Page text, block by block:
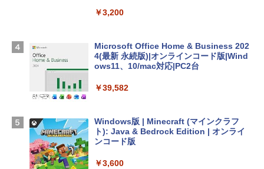
TB SSDストレージ、12MPセンターフレ
￥278,800
【Amazon.co.jp限定】 HP ノートパソコ
￥129,800
FMV ノートパソコン WE1-K3 (MS 365 P
￥3,200
Microsoft Office Home & Business 202
4(最新 永続版)|オンラインコード版|Wind
ows11、10/mac対応|PC2台
￥39,582
Windows版 | Minecraft (マインクラフ
ト): Java & Bedrock Edition | オンライ
ンコード版
￥3,600